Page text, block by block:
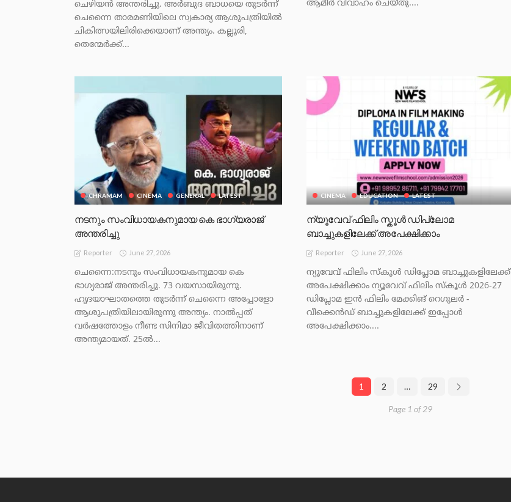
ചെഴിയൻ അന്തരിച്ചു. അർബുദ ബാധയെ തുടർന്ന്
ചെന്നൈ താരമണിയിലെ സ്വകാര്യ ആശുപത്രിയിൽ
ചികിത്സയിലിരിക്കെയാണ് അന്ത്യം. കല്ലൂരി,
തെന്മേർക്ക്...
ആമീര്‍ വിവാഹം ചെയ്തു....
CHRAMAM CINEMA GENERAL LATEST
നടനും സംവിധായകനുമായ കെ ഭാഗ്യരാജ്
അന്തരിച്ചു
Reporter June 27, 2026
ചെന്നൈ:നടനും സംവിധായകനുമായ കെ
ഭാഗ്യരാജ് അന്തരിച്ചു. 73 വയസായിരുന്നു.
ഹൃദയാഘാതത്തെ തുടർന്ന് ചെന്നൈ അപ്പോളോ
ആശുപത്രിയിലായിരുന്നു അന്ത്യം. നാൽപ്പത്
വർഷത്തോളം നീണ്ട സിനിമാ ജീവിതത്തിനാണ്
അന്ത്യമായത്. 25ൽ...
CINEMA EDUCATION LATEST
ന്യൂവേവ് ഫിലിം സ്കൂൾ ഡിപ്ലോമ
ബാച്ചുകളിലേക്ക് അപേക്ഷിക്കാം
Reporter June 27, 2026
ന്യൂവേവ് ഫിലിം സ്കൂൾ ഡിപ്ലോമ ബാച്ചുകളിലേക്ക്
അപേക്ഷിക്കാം ന്യൂവേവ് ഫിലിം സ്കൂൾ 2026-27
ഡിപ്ലോമ ഇൻ ഫിലിം മേക്കിങ് റെഗുലർ -
വീക്കെൻഡ് ബാച്ചുകളിലേക്ക് ഇപ്പോൾ
അപേക്ഷിക്കാം....
1 2 … 29
Page 1 of 29